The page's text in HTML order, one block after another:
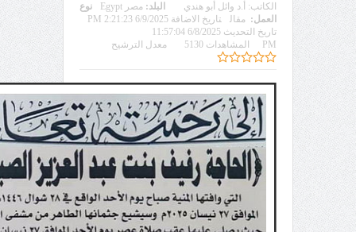
الكاتب: أ.د وائل أبو هندي البلد: مصر Egypt
نوع
العمل: مقال
تاريخ الاضافة 6/9/2025 2:21:23 PM
تاريخ التحديث 6/8/2025 11:57:04
PM
المشاهدات 5130 معدل الترشيح